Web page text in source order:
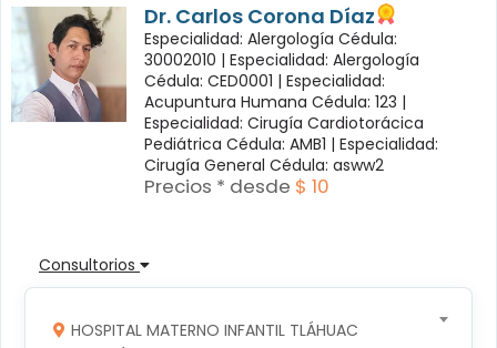
Dr. Carlos Corona Díaz
Especialidad: Alergología Cédula:
30002010 | Especialidad: Alergología
Cédula: CED0001 | Especialidad:
Acupuntura Humana Cédula: 123 |
Especialidad: Cirugía Cardiotorácica
Pediátrica Cédula: AMB1 | Especialidad:
Cirugía General Cédula: asww2
Precios * desde $ 10
Consultorios
HOSPITAL MATERNO INFANTIL TLÁHUAC